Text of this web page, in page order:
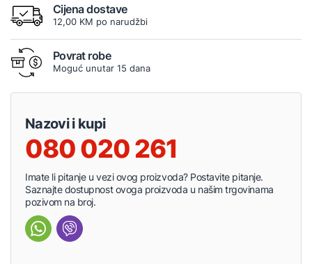
Cijena dostave
12,00 KM po narudžbi
Povrat robe
Moguć unutar 15 dana
Nazovi i kupi
080 020 261
Imate li pitanje u vezi ovog proizvoda? Postavite pitanje.
Saznajte dostupnost ovoga proizvoda u našim trgovinama
pozivom na broj.